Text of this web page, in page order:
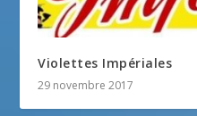
Violettes Impériales
29 novembre 2017